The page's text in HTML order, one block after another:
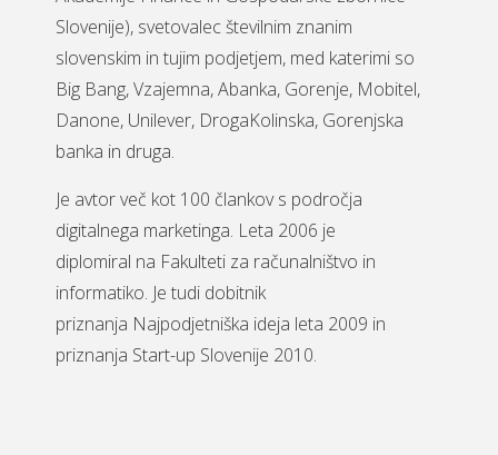
Slovenije), svetovalec številnim znanim
slovenskim in tujim podjetjem, med katerimi so
Big Bang, Vzajemna, Abanka, Gorenje, Mobitel,
Danone, Unilever, DrogaKolinska, Gorenjska
banka in druga.
Je avtor več kot 100 člankov s področja
digitalnega marketinga. Leta 2006 je
diplomiral na Fakulteti za računalništvo in
informatiko. Je tudi dobitnik
priznanja Najpodjetniška ideja leta 2009 in
priznanja Start-up Slovenije 2010.